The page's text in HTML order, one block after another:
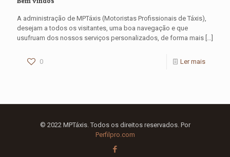
A administração de MPTáxis (Motoristas Profissionais de Táxis),
desejam a todos os visitantes, uma boa navegação e que
usufruam dos nossos serviços personalizados, de forma mais […]
0 Ler mais
© 2022 MPTáxis. Todos os direitos reservados. Por
Perfilpro.com